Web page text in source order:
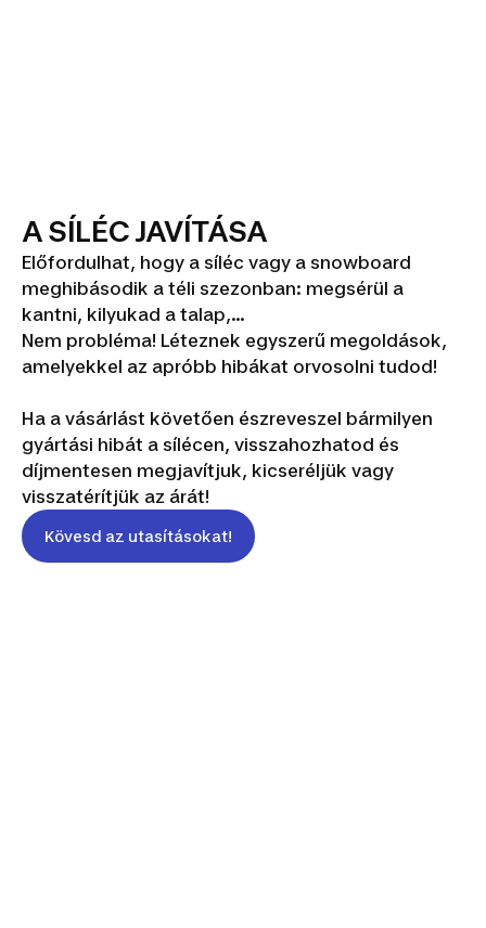
A SÍLÉC JAVÍTÁSA
Előfordulhat, hogy a síléc vagy a snowboard
meghibásodik a téli szezonban: megsérül a
kantni, kilyukad a talap,...
Nem probléma! Léteznek egyszerű megoldások,
amelyekkel az apróbb hibákat orvosolni tudod!
Ha a vásárlást követően észreveszel bármilyen
gyártási hibát a sílécen, visszahozhatod és
díjmentesen megjavítjuk, kicseréljük vagy
visszatérítjük az árát!
Kövesd az utasításokat!